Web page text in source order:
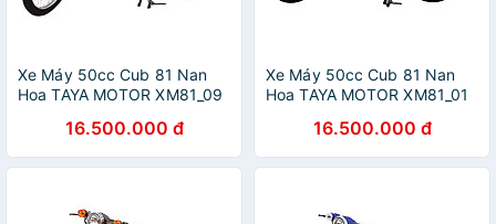
Xe Máy 50cc Cub 81 Nan
Hoa TAYA MOTOR XM81_09
16.500.000 đ
Xe Máy 50cc Cub 81 Nan
Hoa TAYA MOTOR XM81_01
16.500.000 đ